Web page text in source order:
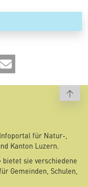
für Natur-,
Kanton Luzern.
bietet sie verschiedene
Gemeinden, Schulen,